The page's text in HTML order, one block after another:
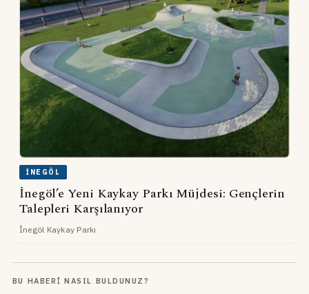
İNEGÖL
İnegöl’e Yeni Kaykay Parkı Müjdesi: Gençlerin
Talepleri Karşılanıyor
İnegöl Kaykay Parkı
BU HABERI NASIL BULDUNUZ?